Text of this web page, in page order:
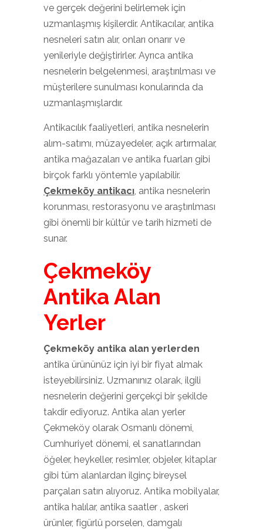
ve gerçek değerini belirlemek için
uzmanlaşmış kişilerdir. Antikacılar, antika
nesneleri satın alır, onları onarır ve
yenileriyle değiştirirler. Ayrıca antika
nesnelerin belgelenmesi, araştırılması ve
müşterilere sunulması konularında da
uzmanlaşmışlardır.
Antikacılık faaliyetleri, antika nesnelerin
alım-satımı, müzayedeler, açık artırmalar,
antika mağazaları ve antika fuarları gibi
birçok farklı yöntemle yapılabilir.
Çekmeköy antikacı, antika nesnelerin
korunması, restorasyonu ve araştırılması
gibi önemli bir kültür ve tarih hizmeti de
sunar.
Çekmeköy
Antika Alan
Yerler
Çekmeköy antika alan yerlerden
antika ürününüz için iyi bir fiyat almak
isteyebilirsiniz. Uzmanınız olarak, ilgili
nesnelerin değerini gerçekçi bir şekilde
takdir ediyoruz. Antika alan yerler
Çekmeköy olarak Osmanlı dönemi,
Cumhuriyet dönemi, el sanatlarından
öğeler, heykeller, resimler, objeler, kitaplar
gibi tüm alanlardan ilginç bireysel
parçaları satın alıyoruz. Antika mobilyalar,
antika halılar, antika saatler , askeri
ürünler, figürlü porselen, damgalı